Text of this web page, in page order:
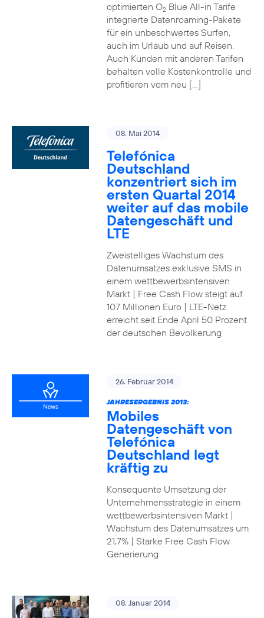
optimierten O2Blue All-in Tarife
integrierte Datenroaming-Pakete
für ein unbeschwertes Surfen,
auch im Urlaub und auf Reisen.
Auch Kunden mit anderen Tarifen
behalten volle Kostenkontrolle und
profitieren vom neu […]
08. Mai 2014
Telefónica
Deutschland
konzentriert sich im
ersten Quartal 2014
weiter auf das mobile
Datengeschäft und
LTE
Zweistelliges Wachstum des
Datenumsatzes exklusive SMS in
einem wettbewerbsintensiven
Markt | Free Cash Flow steigt auf
107 Millionen Euro | LTE-Netz
erreicht seit Ende April 50 Prozent
der deutschen Bevölkerung
26. Februar 2014
JAHRESERGEBNIS 2013:
Mobiles
Datengeschäft von
Telefónica
Deutschland legt
kräftig zu
Konsequente Umsetzung der
Unternehmensstrategie in einem
wettbewerbsintensiven Markt |
Wachstum des Datenumsatzes um
21,7% | Starke Free Cash Flow
Generierung
08. Januar 2014